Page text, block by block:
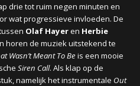
drie tot ruim negen minuten en
wat progressieve invloeden. De
Olaf Hayeren Herbie
horen de muziek uitstekend te
Wasn’t Meant To Beis een mooie
Siren Call. Als klap op de
namelijk het instrumentale Out